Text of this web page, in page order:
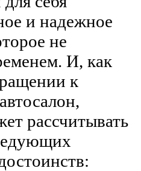
и надежное
не
И, как
к
рассчитывать